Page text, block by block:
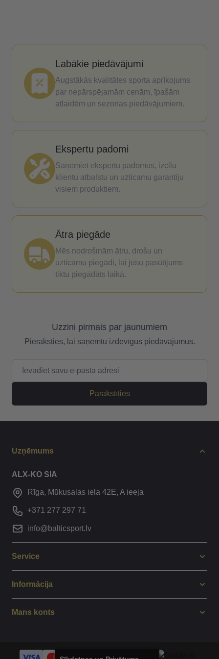
Labākie piedāvājumi
Augstākās kvalitātes sporta aprīkojums
par nepārspējamām cenām, īpašām
atlaidēm un sezonas piedāvājumiem.
Ekspertu padomi
Saņemiet ekspertu padomus, izcilu
klientu atbalstu un uzticamu garantiju
visiem produktiem.
Ātra piegāde
Mēs nodrošinām ātru, drošu un
uzticamu piegādi, lai jūsu pasūtījums
tiktu piegādāts laikā.
Uzzini pirmais par jaunumiem
Pieraksties, lai saņemtu izdevīgus piedāvājumus.
Parakstīties
Uzņēmums
ALX-KO SIA
Rīga, Mūkusalas iela 42E, A ieeja
+371 277 297 71
info@balticsport.lv
Service
Informācija
Mans konts